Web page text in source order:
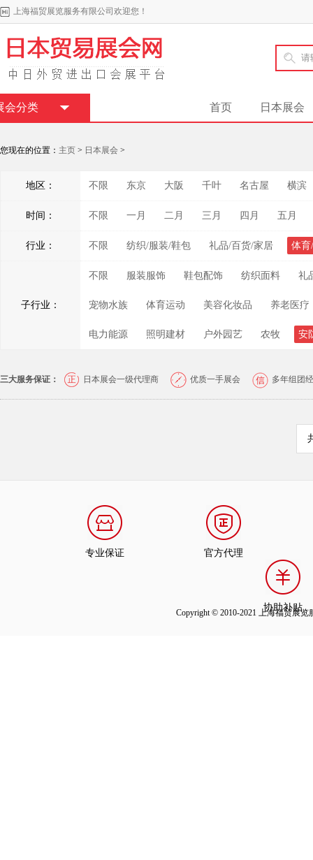
上海福贸展览服务有限公司欢迎您！
首页 日本展会
会分类
您现在的位置： 主页 > 日本展会 >
地区： 不限 东京 大阪 千叶 名古屋 横滨
时间： 不限 一月 二月 三月 四月 五月
行业： 不限 纺织/服装/鞋包 礼品/百货/家居 体育
子行业：
不限 服装服饰 鞋包配饰 纺织面料 礼
宠物水族 体育运动 美容化妆品 养老医疗
电力能源 照明建材 户外园艺 农牧 安
三大服务保证： 日本展会一级代理商 优质一手展会 多年组团
专业保证 官方代理
协助补贴
Copyright © 2010-2021 上海福贸展